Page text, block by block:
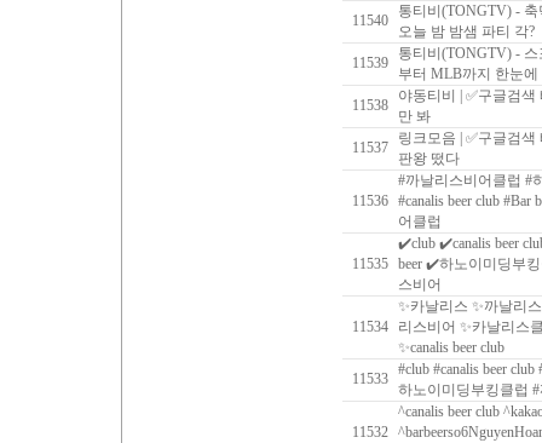
11540
통티비(TONGTV) -
오늘 밤 밤샘 파티 각?
11539
통티비(TONGTV) -
부터 MLB까지 한눈에
11538
야동티비 | ✅구글검
만 봐
11537
링크모음 | ✅구글검
판왕 떴다
11536
#까날리스비어클럽 #
#‍canalis beer club
어클럽
11535
✔️club ✔️canalis beer
beer ✔️하노이미딩부
스비어
11534
✨카날리스 ✨까날리
리스비어 ✨카날리스클
✨canalis beer club
11533
#club #canalis beer club
하노이미딩부킹클럽
11532
^canalis beer club